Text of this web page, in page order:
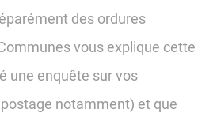
des ordures
vous explique cette
une enquête sur vos
notamment) et que